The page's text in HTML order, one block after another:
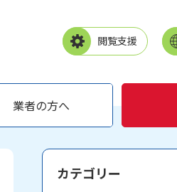
閲覧支援
業者の方へ
カテゴリー